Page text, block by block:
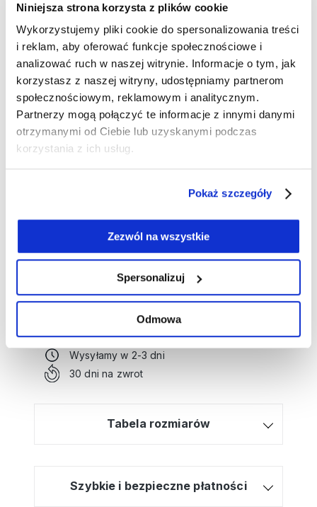
Niniejsza strona korzysta z plików cookie
Wykorzystujemy pliki cookie do spersonalizowania treści
i reklam, aby oferować funkcje społecznościowe i
analizować ruch w naszej witrynie. Informacje o tym, jak
korzystasz z naszej witryny, udostępniamy partnerom
społecznościowym, reklamowym i analitycznym.
Partnerzy mogą połączyć te informacje z innymi danymi
otrzymanymi od Ciebie lub uzyskanymi podczas
korzystania z ich usług.
Pokaż szczegóły
Zezwól na wszystkie
Spersonalizuj
Odmowa
przełamuje wyrazisty, biały roślinny wzór.
Wiskozowa tkanina (LENZING™ ECOVERO™) jest
lekka i przyjemnie lejąca. Z przodu mają klasyczne
kieszenie, a z tyłu dekoracyjne kieszenie w stylu
garniturowym. Noś je w komplecie z koszulą z tej
samej tkaniny, a na co dzień zestaw z gładkim T-
shirtem i sandałami. W wersji bardziej wyjściowej
świetnie zagrają z czarnym topem, marynarką i
zamówienia?
Kliknij tutaj, a poprowadzimy Cię krok po
Bezpłatna dostawa od 499zł
Wysyłamy w 2-3 dni
30 dni na zwrot
Tabela rozmiarów
Szybkie i bezpieczne płatności